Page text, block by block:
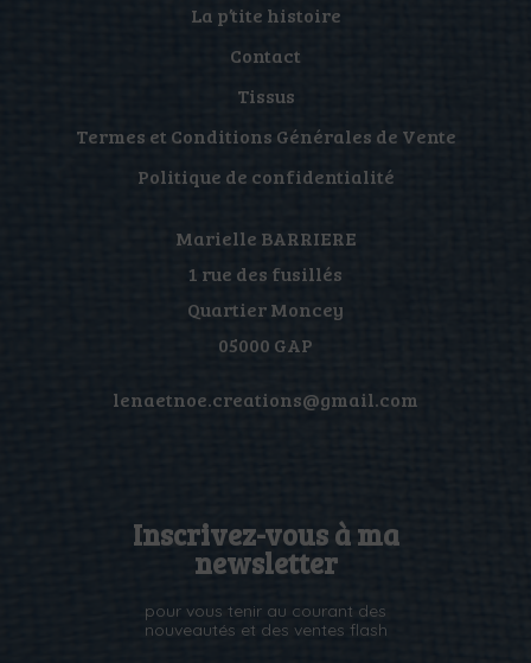
La p’tite histoire
Contact
Tissus
Termes et Conditions Générales de Vente
Politique de confidentialité
Marielle BARRIERE
1 rue des fusillés
Quartier Moncey
05000 GAP
lenaetnoe.creations@gmail.com
Inscrivez-vous à ma
newsletter
pour vous tenir au courant des
nouveautés et des ventes flash